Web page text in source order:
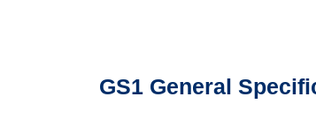
GS1 General